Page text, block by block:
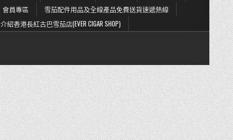
會員專區
雪茄配件用品及全線產品免費送貨速遞熱線
介紹香港長紅古巴雪茄店(EVER CIGAR SHOP)